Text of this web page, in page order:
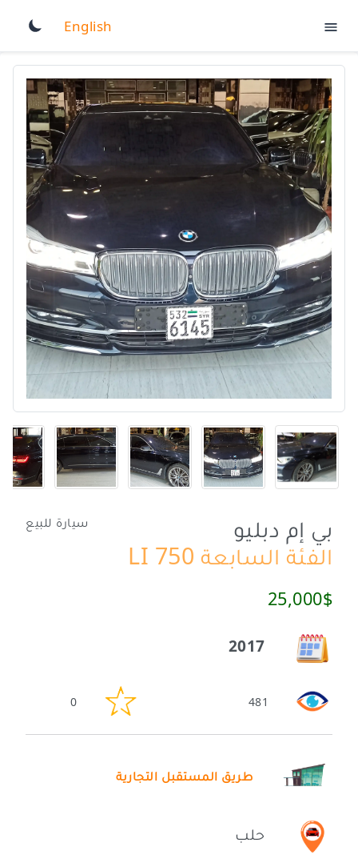
English
بي إم دبليو سيارة للبيع
الفئة السابعة 750 LI
25,000$
2017
481
0
طريق المستقبل التجارية
حلب